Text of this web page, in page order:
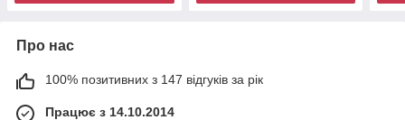
Про нас
100% позитивних з 147 відгуків за рік
Працює з 14.10.2014